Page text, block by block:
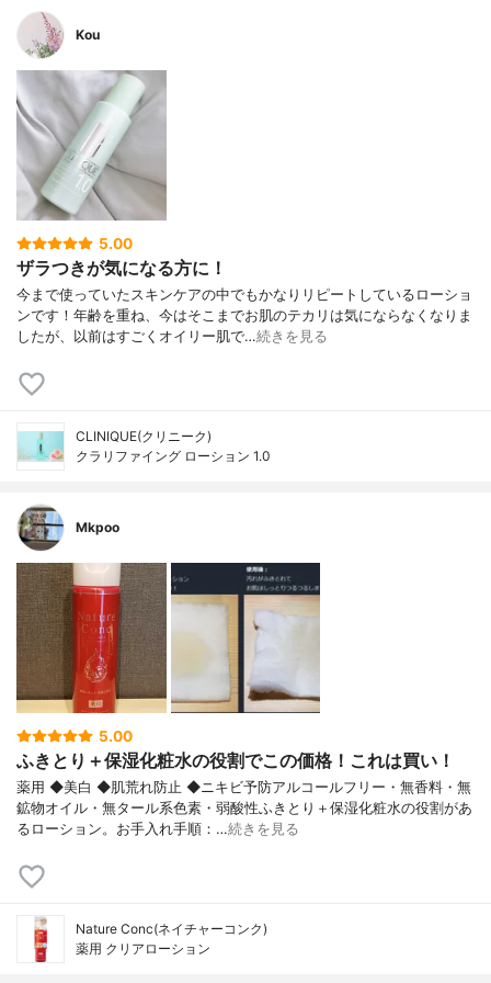
Kou
5.00
ザラつきが気になる方に！
今まで使っていたスキンケアの中でもかなりリピートしているローショ
ンです！年齢を重ね、今はそこまでお肌のテカリは気にならなくなりま
したが、以前はすごくオイリー肌で…続きを見る
CLINIQUE(クリニーク)
クラリファイング ローション 1.0
Mkpoo
5.00
ふきとり＋保湿化粧水の役割でこの価格！これは買い！
薬用 ◆美白 ◆肌荒れ防止 ◆ニキビ予防アルコールフリー・無香料・無
鉱物オイル・無タール系色素・弱酸性ふきとり＋保湿化粧水の役割があ
るローション。お手入れ手順：…続きを見る
Nature Conc(ネイチャーコンク)
薬用 クリアローション